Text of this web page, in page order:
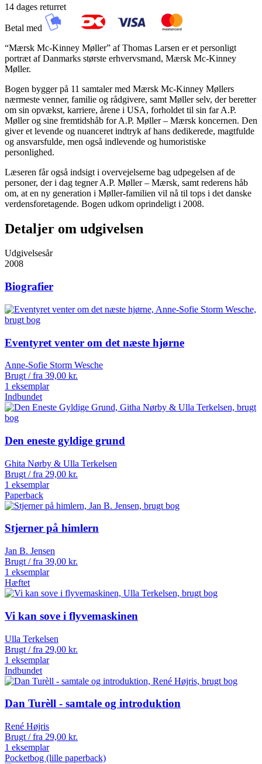
14 dages returret
Betal med
“Mærsk Mc-Kinney Møller” af Thomas Larsen er et personligt
portræt af Danmarks største erhvervsmand, Mærsk Mc-Kinney
Møller.
Bogen bygger på 11 samtaler med Mærsk Mc-Kinney Møllers
nærmeste venner, familie og rådgivere, samt Møller selv, der beretter
om sin opvækst, karriere, årene i USA, forholdet til sin far A.P.
Møller og sine fremtidshåb for A.P. Møller – Mærsk koncernen. Den
giver et levende og nuanceret indtryk af hans dedikerede, magtfulde
og ansvarsfulde, men også indlevende og humoristiske
personlighed.
Læseren får også indsigt i overvejelserne bag udpegelsen af de
personer, der i dag tegner A.P. Møller – Mærsk, samt rederens håb
om, at en ny generation i Møller-familien vil nå til tops i det danske
verdensforetagende. Bogen udkom oprindeligt i 2008.
Detaljer om udgivelsen
Udgivelsesår
2008
Biografier
Eventyret venter om det næste hjørne
Anne-Sofie Storm Wesche
Brugt / fra 39,00 kr.
1 eksemplar
Indbundet
Den eneste gyldige grund
Ghita Nørby & Ulla Terkelsen
Brugt / fra 29,00 kr.
1 eksemplar
Paperback
Stjerner på himlern
Jan B. Jensen
Brugt / fra 39,00 kr.
1 eksemplar
Hæftet
Vi kan sove i flyvemaskinen
Ulla Terkelsen
Brugt / fra 29,00 kr.
1 eksemplar
Indbundet
Dan Turèll - samtale og introduktion
René Højris
Brugt / fra 29,00 kr.
1 eksemplar
Pocketbog (lille paperback)